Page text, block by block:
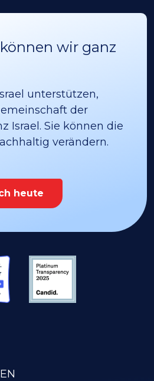
wir ganz
unterstützen,
der
Israel. Sie können die
verändern.
heute